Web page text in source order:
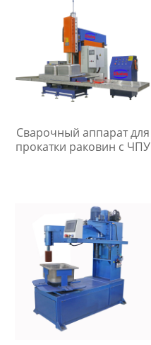
Сварочный аппарат для
прокатки раковин с ЧПУ